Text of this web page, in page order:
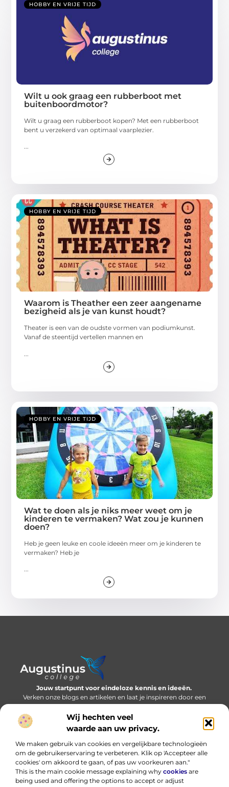
Wij hechten veel
waarde aan uw privacy.
We maken gebruik van cookies en vergelijkbare technologieën
om de gebruikerservaring te verbeteren. Klik op 'Accepteer alle
cookies' om akkoord te gaan, of pas uw voorkeuren aan."
This is the main cookie message explaining why cookies are
being used and offering the options to accept or adjust
HOBBY EN VRIJE TIJD
Wilt u ook graag een rubberboot met
buitenboordmotor?
Wilt u graag een rubberboot kopen? Met een rubberboot
bent u verzekerd van optimaal vaarplezier.
...
HOBBY EN VRIJE TIJD
Waarom is Theather een zeer aangename
bezigheid als je van kunst houdt?
Theater is een van de oudste vormen van podiumkunst.
Vanaf de steentijd vertellen mannen en
HOBBY EN VRIJE TIJD
Wat te doen als je niks meer weet om je
kinderen te vermaken? Wat zou je kunnen
doen?
Heb je geen leuke en coole ideeën meer om je kinderen te
vermaken? Heb je
...
Jouw startpunt voor eindeloze kennis en ideeën.
Verken onze blogs en artikelen en laat je inspireren door een
wereld vol inzichten.
Bericht categorie
Onze informatie